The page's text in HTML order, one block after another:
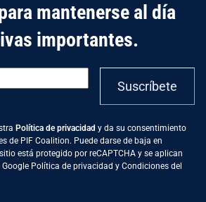
mantenerse al día
importantes.
Suscríbete
Política de privacidad y da su consentimiento
de PIF Coalition. Puede darse de baja en
está protegido por reCAPTCHA y se aplican
Google Política de privacidad y Condiciones del